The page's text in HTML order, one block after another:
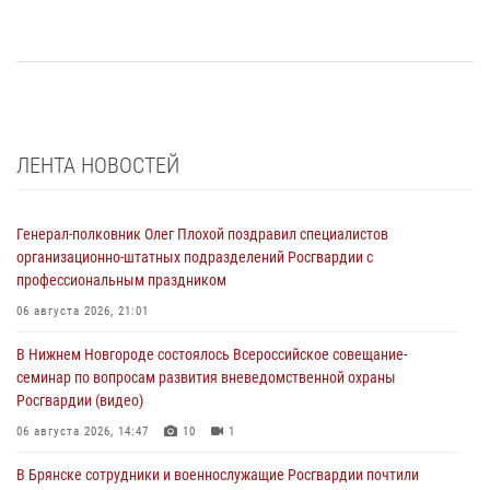
ЛЕНТА НОВОСТЕЙ
Генерал-полковник Олег Плохой поздравил специалистов
организационно-штатных подразделений Росгвардии с
профессиональным праздником
06 августа 2026, 21:01
В Нижнем Новгороде состоялось Всероссийское совещание-
семинар по вопросам развития вневедомственной охраны
Росгвардии (видео)
06 августа 2026, 14:47 10 1
В Брянске сотрудники и военнослужащие Росгвардии почтили